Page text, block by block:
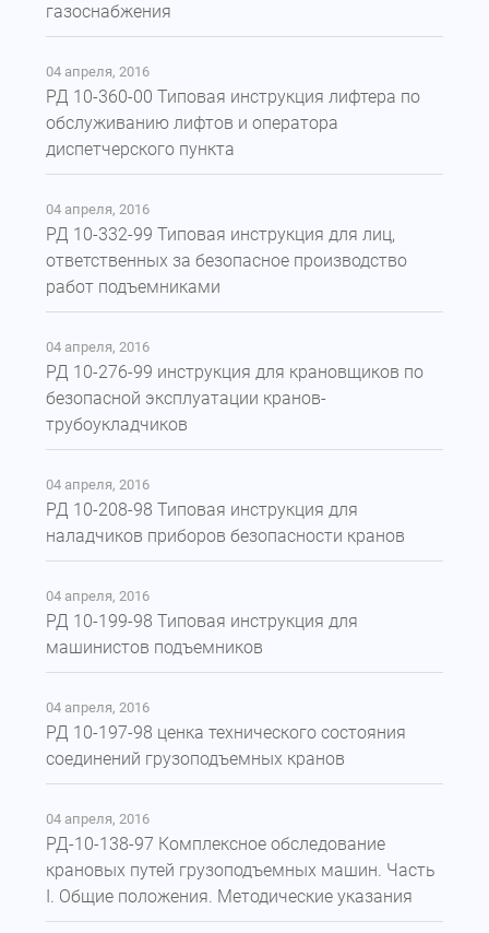
газоснабжения
04 апреля, 2016
РД 10-360-00 Типовая инструкция лифтера по
обслуживанию лифтов и оператора
диспетчерского пункта
04 апреля, 2016
РД 10-332-99 Типовая инструкция для лиц,
ответственных за безопасное производство
работ подъемниками
04 апреля, 2016
РД 10-276-99 инструкция для крановщиков по
безопасной эксплуатации кранов-
трубоукладчиков
04 апреля, 2016
РД 10-208-98 Типовая инструкция для
наладчиков приборов безопасности кранов
04 апреля, 2016
РД 10-199-98 Типовая инструкция для
машинистов подъемников
04 апреля, 2016
РД 10-197-98 ценка технического состояния
соединений грузоподъемных кранов
04 апреля, 2016
РД-10-138-97 Комплексное обследование
крановых путей грузоподъемных машин. Часть
I. Общие положения. Методические указания